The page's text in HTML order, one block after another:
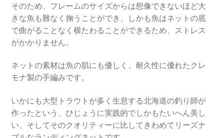
そのため、フレームのサイズからは想像できないほど大
きな魚も難なく掬うことができ、しかも魚はネットの底
で曲がることなく横たわることができるため、ストレス
がかかりません。
ネットの素材は魚の肌にも優しく、耐久性に優れたクレ
モナ製の手編みです。
いかにも大型トラウトが多く生息する北海道の釣り師が
作ったという、ひじょうに実践的でしかもたいへん美し
い、そしてそのクオリティーに比してきわめてリーズナ